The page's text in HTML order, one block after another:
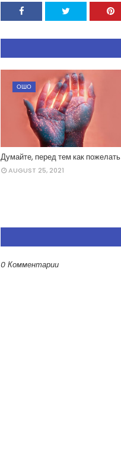
ОШО
Думайте, перед тем как пожелать
AUGUST 25, 2021
0 Комментарии